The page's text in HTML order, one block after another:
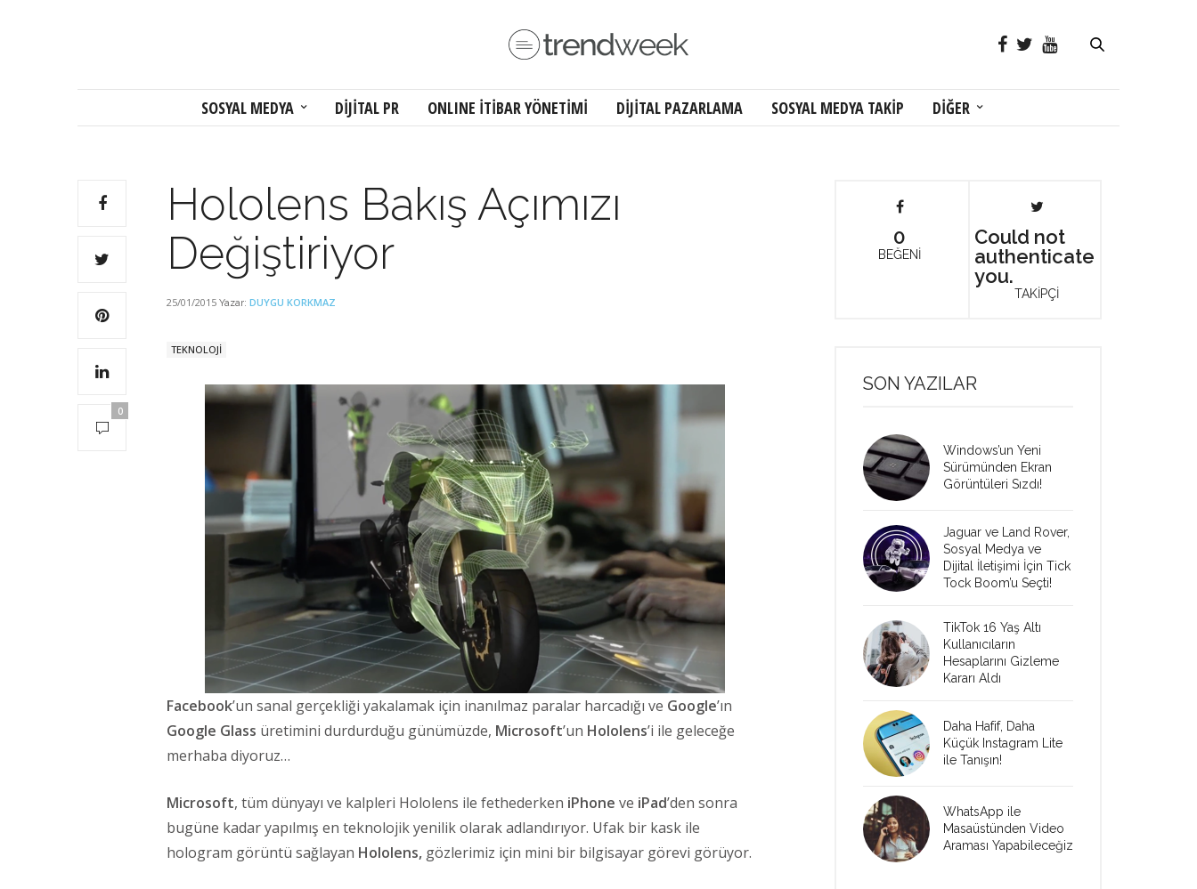
SOSYAL MEDYA DİJİTAL PR ONLINE İTİBAR YÖNETİMİ DİJİTAL PAZARLAMA SOSYAL MEDYA TAKİP DİĞER
0
Hololens Bakış Açımızı
Değiştiriyor
25/01/2015 Yazar: DUYGU KORKMAZ
TEKNOLOJİ
Facebook’un sanal gerçekliği yakalamak için inanılmaz paralar harcadığı ve Google’ın
Google Glass üretimini durdurduğu günümüzde, Microsoft’un Hololens’i ile geleceğe
merhaba diyoruz…
Microsoft, tüm dünyayı ve kalpleri Hololens ile fethederken iPhone ve iPad’den sonra
bugüne kadar yapılmış en teknolojik yenilik olarak adlandırıyor. Ufak bir kask ile
hologram görüntü sağlayan Hololens, gözlerimiz için mini bir bilgisayar görevi görüyor.
0
BEĞENİ
Could not
authenticate
you.
TAKİPÇİ
SON YAZILAR
Windows’un Yeni
Sürümünden Ekran
Görüntüleri Sızdı!
Jaguar ve Land Rover,
Sosyal Medya ve
Dijital İletişimi İçin Tick
Tock Boom’u Seçti!
TikTok 16 Yaş Altı
Kullanıcıların
Hesaplarını Gizleme
Kararı Aldı
Daha Hafif, Daha
Küçük Instagram Lite
ile Tanışın!
WhatsApp ile
Masaüstünden Video
Araması Yapabileceğiz